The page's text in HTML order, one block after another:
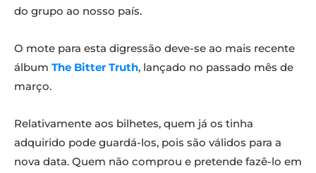
do grupo ao nosso país.
O mote para esta digressão deve-se ao mais recente
álbum The Bitter Truth, lançado no passado mês de
março.
Relativamente aos bilhetes, quem já os tinha
adquirido pode guardá-los, pois são válidos para a
nova data. Quem não comprou e pretende fazê-lo em